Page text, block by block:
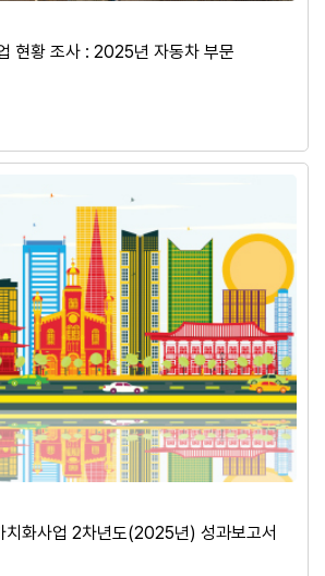
현황 조사 : 2025년 자동차 부문
치화사업 2차년도(2025년) 성과보고서